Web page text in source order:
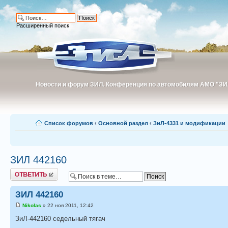
Новости и форум ЗИЛ. Конференция по автомобилям АМО
Новости и форум ЗИЛ. Конференция по автомобилям АМО
Расширенный поиск
Список форумов ‹ Основной раздел ‹ ЗиЛ-4331 и модификации
ЗИЛ 442160
Ответить
ЗИЛ 442160
Nikolas » 22 ноя 2011, 12:42
ЗиЛ-442160 седельный тягач